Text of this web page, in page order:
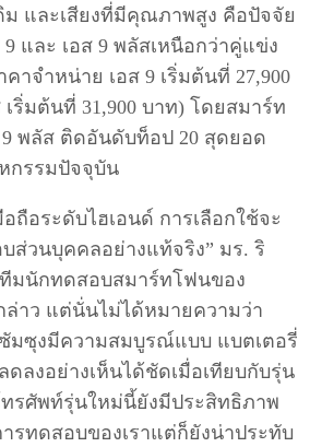
ม และเสียงที่มีคุณภาพสูง คือปัจจัย
และ เอส 9 พลัสเหนือกว่าคู่แข่ง
าจำหน่าย เอส 9 เริ่มต้นที่ 27,900
ริ่มต้นที่ 31,900 บาท) โดยสมาร์ท
9 พลัส ติดอันดับท็อป 20 สุดยอด
กรรมปัจจุบัน
ถือระดับไฮเอนด์ การเลือกใช้จะ
ส่วนบุคคลอย่างแท้จริง” มร. ริ
มนักทดสอบสมาร์ทโฟนของ
ล่าว แต่นั่นไม่ได้หมายความว่า
มซุงมีความสมบูรณ์แบบ แบตเตอรี่
ดลงอย่างเห็นได้ชัดเมื่อเทียบกับรุ่น
รศัพท์รุ่นใหม่นี้ยังมีประสิทธิภาพ
รทดสอบของเราแต่ก็ยังน่าประทับ